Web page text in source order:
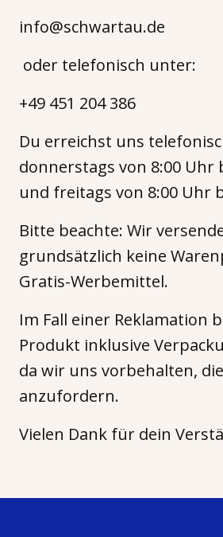
info@schwartau.de
oder telefonisch unter:
+49 451 204 386
Du erreichst uns
donnerstags von 8:00 Uhr
und freitags von 8:00 Uhr
Bitte beachte: Wir
grundsätzlich keine
Gratis-Werbemittel.
Im Fall einer Reklamation
Produkt inklusive
da wir uns vorbehalten,
anzufordern.
Vielen Dank für dein